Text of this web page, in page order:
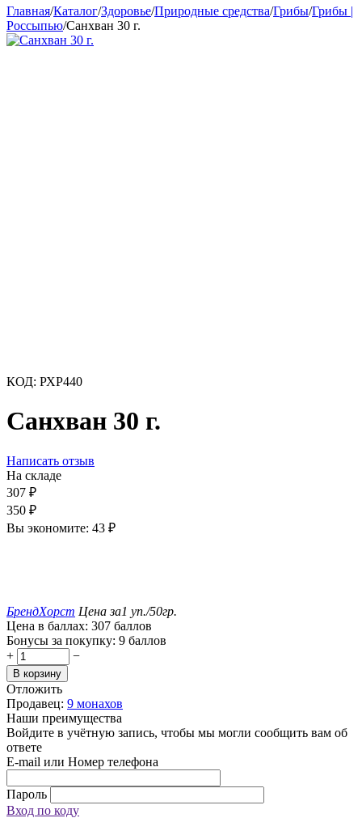
Главная/Каталог/Здоровье/Природные средства/Грибы/Грибы |
Россыпью/Санхван 30 г.
КОД: РХР440
Санхван 30 г.
Написать отзыв
На складе
307 ₽
350 ₽
Вы экономите: 43 ₽
БрендХорст Цена за1 уп./50гр.
Цена в баллах: 307 баллов
Бонусы за покупку: 9 баллов
+
−
В корзину
Отложить
Продавец: 9 монахов
Наши преимущества
Войдите в учётную запись, чтобы мы могли сообщить вам об
ответе
E-mail или Номер телефона
Пароль
Вход по коду